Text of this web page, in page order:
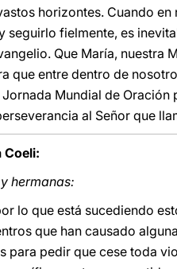
horizontes. Cuando
seguirlo fielmente, es
Que María, nuestra
que entre dentro de
Mundial de
al Señor que
Coeli:
hermanas:
lo que está sucediendo
que han causado
para pedir que cese toda